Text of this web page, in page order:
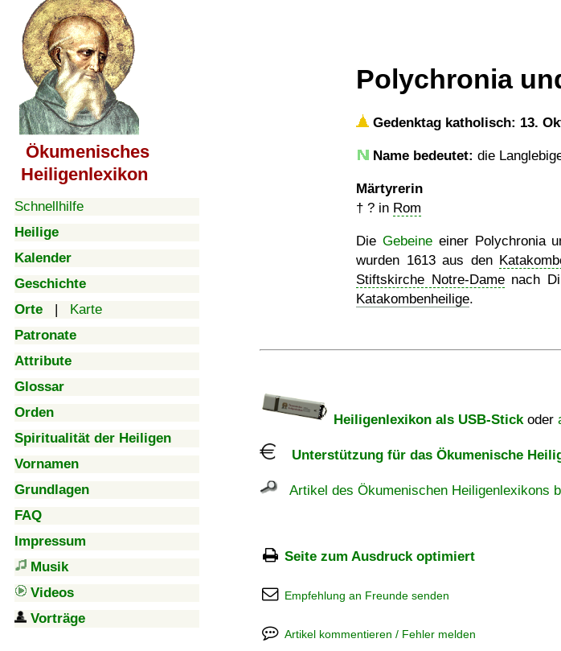
Ökumenisches
Heiligenlexikon
Schnellhilfe
Heilige
Kalender
Geschichte
Orte | Karte
Patronate
Attribute
Glossar
Orden
Spiritualität der Heiligen
Vornamen
Grundlagen
FAQ
Impressum
Musik
Videos
Vorträge
Polychronia
Gedenktag katholisch: 13.
Name bedeutet: die
Märtyrerin
† ? in Rom
Die Gebeineeiner Polychronia
wurden 1613 aus den
Stiftskirche Notre-Damenach
Katakombenheilige.
Heiligenlexikon als USB-Stickoder
Unterstützung für das Ökumenische
Artikel des Ökumenischen Heiligenlexikons
Seite zum Ausdruck optimiert
Empfehlung an Freunde senden
Artikel kommentieren / Fehler melden